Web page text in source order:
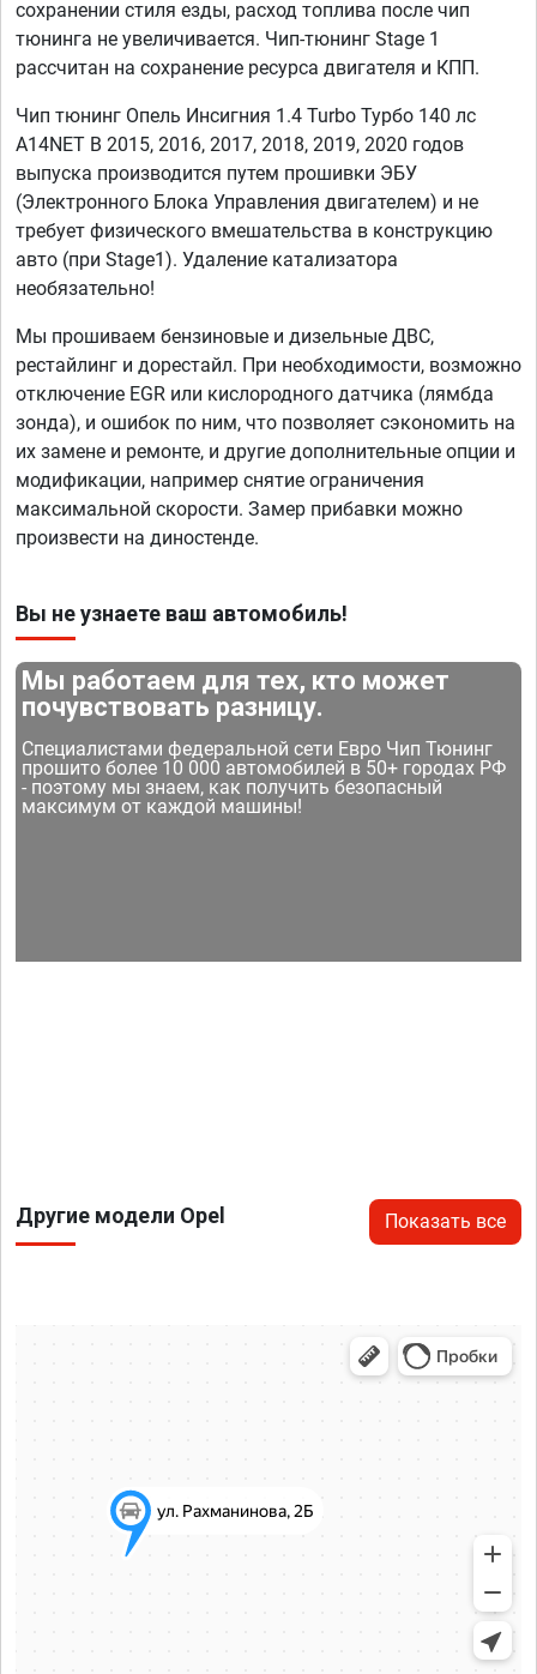
сохранении стиля езды, расход топлива после чип
тюнинга не увеличивается. Чип-тюнинг Stage 1
рассчитан на сохранение ресурса двигателя и КПП.
Чип тюнинг Опель Инсигния 1.4 Turbo Турбо 140 лс
A14NET B 2015, 2016, 2017, 2018, 2019, 2020 годов
выпуска производится путем прошивки ЭБУ
(Электронного Блока Управления двигателем) и не
требует физического вмешательства в конструкцию
авто (при Stage1). Удаление катализатора
необязательно!
Мы прошиваем бензиновые и дизельные ДВС,
рестайлинг и дорестайл. При необходимости, возможно
отключение EGR или кислородного датчика (лямбда
зонда), и ошибок по ним, что позволяет сэкономить на
их замене и ремонте, и другие дополнительные опции и
модификации, например снятие ограничения
максимальной скорости. Замер прибавки можно
произвести на диностенде.
Вы не узнаете ваш автомобиль!
Мы работаем для тех, кто может
почувствовать разницу.
Специалистами федеральной сети Евро Чип Тюнинг
прошито более 10 000 автомобилей в 50+ городах РФ
- поэтому мы знаем, как получить безопасный
максимум от каждой машины!
Другие модели Opel Показать все